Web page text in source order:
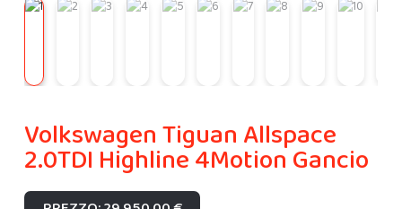
Volkswagen Tiguan Allspace
2.0TDI Highline 4Motion Gancio